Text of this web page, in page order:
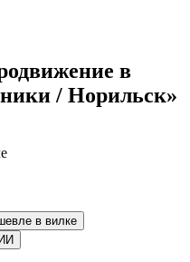
в
/ Норильск»
в вилке